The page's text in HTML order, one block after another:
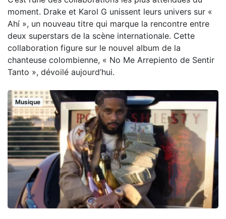
moment. Drake et Karol G unissent leurs univers sur «
Ahí », un nouveau titre qui marque la rencontre entre
deux superstars de la scène internationale. Cette
collaboration figure sur le nouvel album de la
chanteuse colombienne, « No Me Arrepiento de Sentir
Tanto », dévoilé aujourd’hui.
Musique